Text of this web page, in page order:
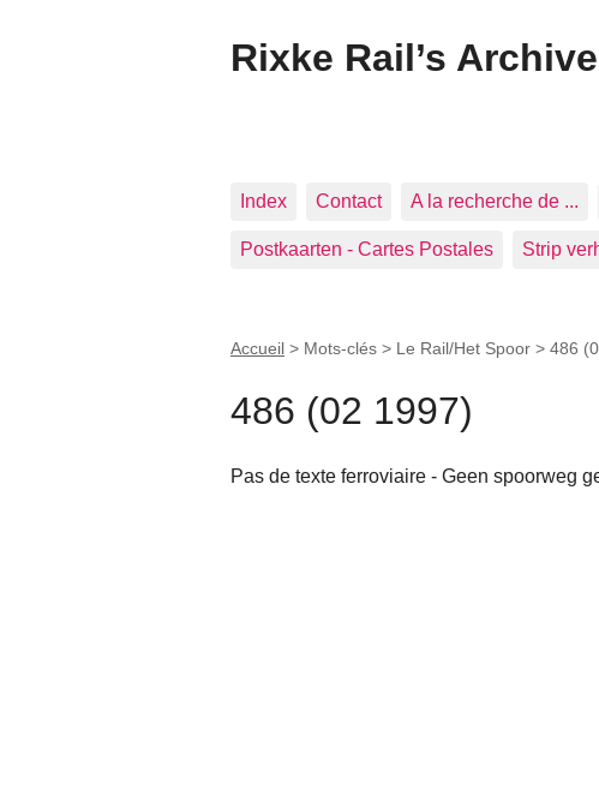
Rixke Rail’s
Index Contact A la recherche de ...
Postkaarten - Cartes Postales Strip
Accueil > Mots-clés > Le Rail/Het Spoor > 486
486 (02 1997)
Pas de texte ferroviaire - Geen spoorweg